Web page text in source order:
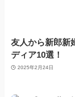
友人から新郎新
ディア10選！
2025年2月24日